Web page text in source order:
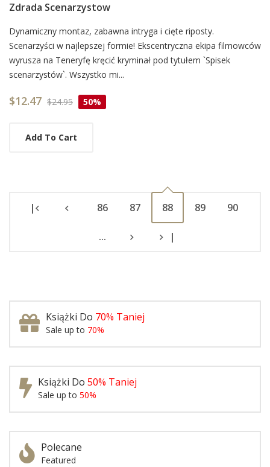
Zdrada Scenarzystow
Card
List
Article
Dynamiczny montaz, zabawna intryga i cięte riposty.
Scenarzyści w najlepszej formie! Ekscentryczna ekipa filmowców
wyrusza na Teneryfę kręcić kryminał pod tytułem `Spisek
scenarzystów`. Wszystko mi...
$12.47 $24.95 50%
Add To Cart
| 86 87 88 89 90
... |
Książki Do 70% Taniej
Sale up to 70%
Książki Do 50% Taniej
Sale up to 50%
Polecane
Featured